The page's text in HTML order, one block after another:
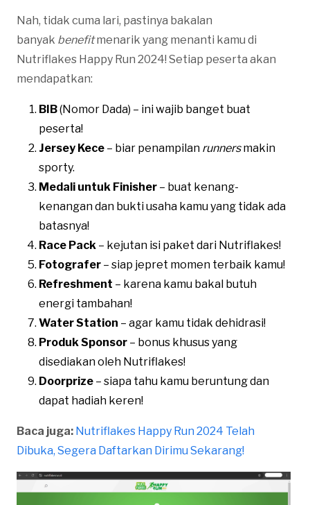
Nah, tidak cuma lari, pastinya bakalan
banyak benefitmenarik yang menanti kamu di
Nutriflakes Happy Run 2024! Setiap peserta akan
mendapatkan:
BIB(Nomor Dada) – ini wajib banget buat
peserta!
Jersey Kece – biar penampilan runnersmakin
sporty.
Medali untuk Finisher – buat kenang-
kenangan dan bukti usaha kamu yang tidak ada
batasnya!
Race Pack – kejutan isi paket dari Nutriflakes!
Fotografer – siap jepret momen terbaik kamu!
Refreshment – karena kamu bakal butuh
energi tambahan!
Water Station – agar kamu tidak dehidrasi!
Produk Sponsor – bonus khusus yang
disediakan oleh Nutriflakes!
Doorprize – siapa tahu kamu beruntung dan
dapat hadiah keren!
Baca juga: Nutriflakes Happy Run 2024 Telah
Dibuka, Segera Daftarkan Dirimu Sekarang!